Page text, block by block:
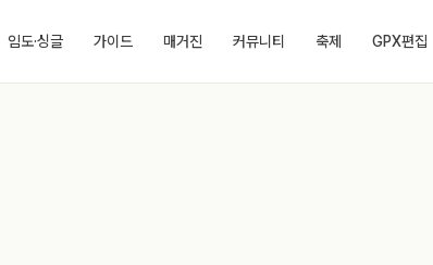
임도·싱글 가이드 매거진 커뮤니티 축제 GPX편집